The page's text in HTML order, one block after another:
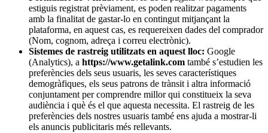
estiguis registrat prèviament, es poden realitzar pagaments
amb la finalitat de gastar-lo en contingut mitjançant la
plataforma, en aquest cas, es requereixen dades del comprador
(Nom, cognom, adreça i correu electrònic).
Sistemes de rastreig utilitzats en aquest lloc: Google
(Analytics), a https://www.getalink.com també s’estudien les
preferències dels seus usuaris, les seves característiques
demogràfiques, els seus patrons de trànsit i altra informació
conjuntament per comprendre millor qui constitueix la seva
audiència i què és el que aquesta necessita. El rastreig de les
preferències dels nostres usuaris també ens ajuda a mostrar-li
els anuncis publicitaris més rellevants.